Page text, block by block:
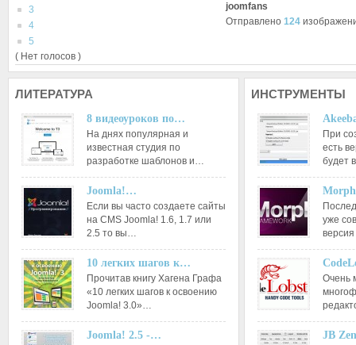
3
4
5
( Нет голосов )
joomfans
Отправлено 124
ЛИТЕРАТУРА
8 видеоуроков по…
На днях популярная и
известная студия по
разработке шаблонов и…
Joomla!…
Если вы часто создаете сайты
на CMS Joomla! 1.6, 1.7 или
2.5 то вы…
10 легких шагов к…
Прочитав книгу Хагена Графа
«10 легких шагов к освоению
Joomla! 3.0»…
Joomla! 2.5 -…
ИНСТРУМЕНТЫ
При
есть
будет
уже
Очень
JB